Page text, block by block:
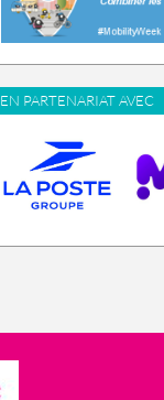
EN PARTENARIAT AVEC